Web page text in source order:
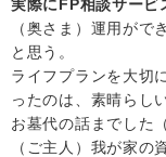
実際にFP相談サービ
（奥さま）運用がで
と思う。
ライフプランを大切
ったのは、素晴らしい
お墓代の話までした
（ご主人）我が家